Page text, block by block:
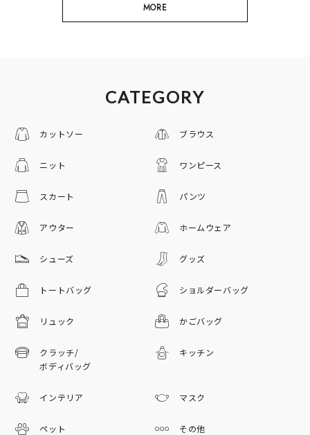
MORE
CATEGORY
カットソー ブラウス
ニット ワンピース
スカート パンツ
アウター ホームウェア
シューズ グッズ
トートバッグ ショルダーバッグ
リュック かごバッグ
クラッチ/
ボディバッグ
キッチン
インテリア マスク
ペット その他